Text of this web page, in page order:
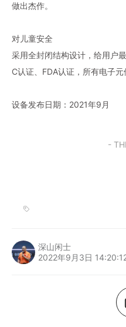
做出杰作。
对儿童安全
采用全封闭结构设计，给用户
C认证、FDA认证，所有电子元
设备发布日期：2021年9月
-
深山闲士
2022年9月3日